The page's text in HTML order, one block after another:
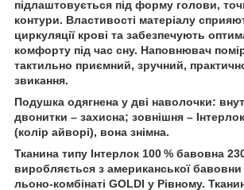
підлаштовується під форму голови,
контури. Властивості матеріалу
циркуляції крові та забезпечують
комфорту під час сну. Наповнювач
тактильно приємний, зручний,
звикання.
Подушка одягнена у дві наволочки:
двонитки – захисна; зовнішня –
(колір айворі), вона знімна.
Тканина типу Інтерлок 100 % бавовна
виробляється з американської бавовни
льоно-комбінаті GOLDI у Рівному.